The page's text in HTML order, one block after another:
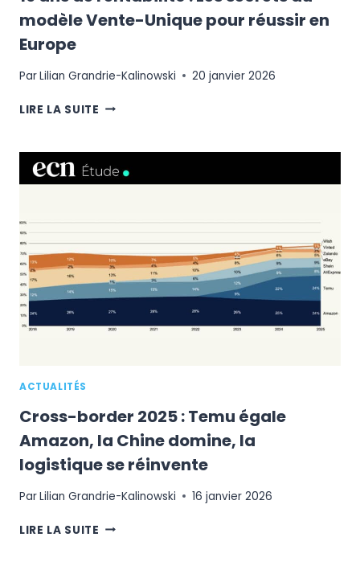
modèle Vente-Unique pour réussir en
Europe
ParLilian Grandrie-Kalinowski 20 janvier 2026
LIRE LA SUITE 19
RENTABILITÉ
:
LES
MODÈLE
VENTE-
UNIQUE
POUR
RÉUSSIR
EN
ACTUALITÉS
Cross-border 2025 : Temu égale
Amazon, la Chine domine, la
logistique se réinvente
ParLilian Grandrie-Kalinowski 16 janvier 2026
LIRE LA SUITE CROSS-